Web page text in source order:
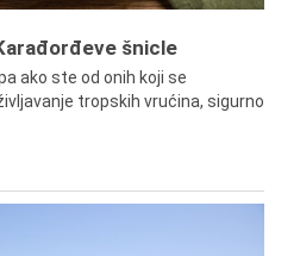
šnicle
ako ste od onih koji se
tropskih vrućina, sigurno